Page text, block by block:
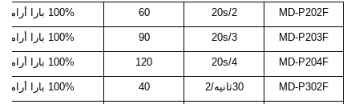
MD-P202F
20s/2
60 100% بارا أراميد
MD-P203F
20s/3
90 100% بارا أراميد
MD-P204F
20s/4
120 100% بارا أراميد
MD-P302F 30ثانيه/2 40 100% بارا أراميد